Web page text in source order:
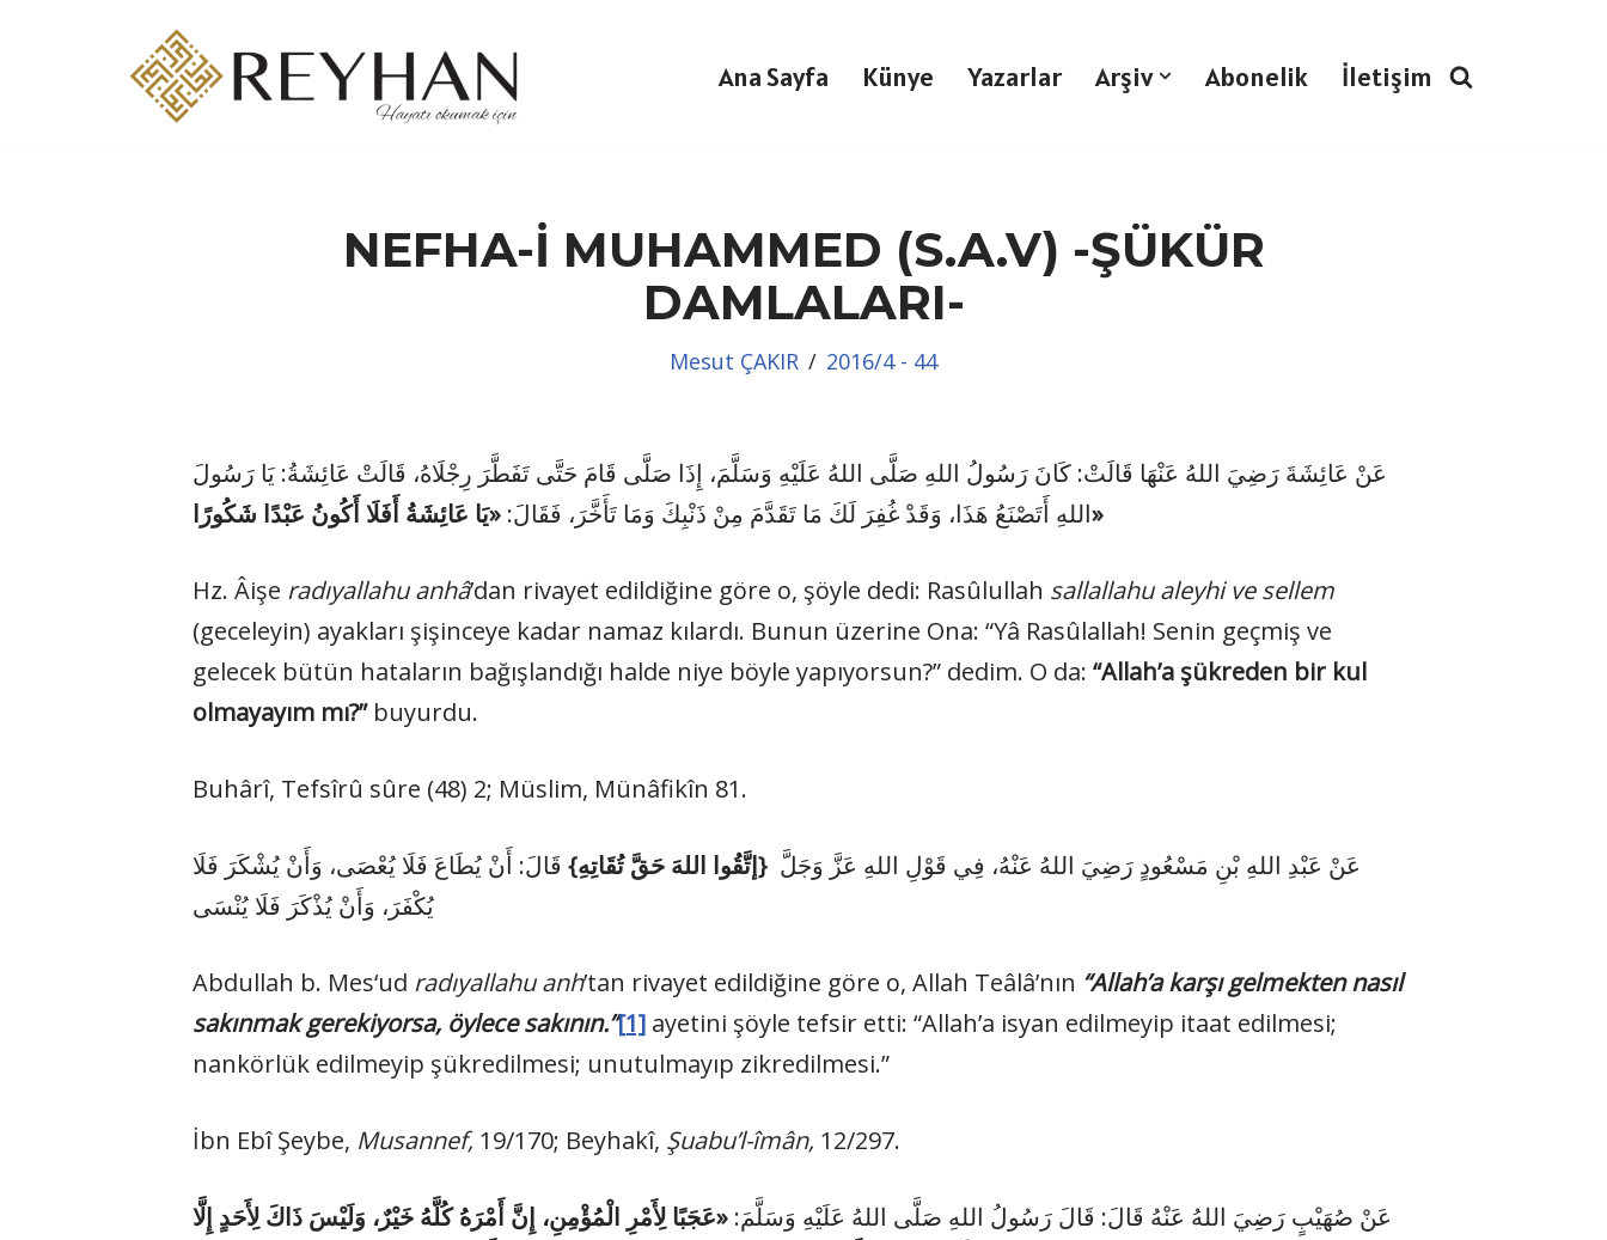
Ana Sayfa Künye Yazarlar Arşiv Abonelik İletişim
NEFHA-İ MUHAMMED (S.A.V) -ŞÜKÜR
DAMLALARI-
Mesut ÇAKIR 2016/4 - 44
عَنْ عَائِشَةَ رَضِيَ اللهُ عَنْهَا قَالَتْ: كَانَ رَسُولُ اللهِ صَلَّى اللهُ عَلَيْهِ وَسَلَّمَ، إِذَا صَلَّى قَامَ حَتَّى تَفَطَّرَ رِجْلَاهُ، قَالَتْ عَائِشَةُ: يَا رَسُولَ
اللهِ أَتَصْنَعُ هَذَا، وَقَدْ غُفِرَ لَكَ مَا تَقَدَّمَ مِنْ ذَنْبِكَ وَمَا تَأَخَّرَ، فَقَالَ:«يَا عَائِشَةُ أَفَلَا أَكُونُ عَبْدًا شَكُورًا»
Hz. Âişe radıyallahu anhâ’dan rivayet edildiğine göre o, şöyle dedi: Rasûlullah sallallahu aleyhi ve sellem
(geceleyin) ayakları şişinceye kadar namaz kılardı. Bunun üzerine Ona: “Yâ Rasûlallah! Senin geçmiş ve
gelecek bütün hataların bağışlandığı halde niye böyle yapıyorsun?” dedim. O da: “Allah’a şükreden bir kul
olmayayım mı?”buyurdu.
Buhârî, Tefsîrû sûre (48) 2; Müslim, Münâfikîn 81.
عَنْ عَبْدِ اللهِ بْنِ مَسْعُودٍ رَضِيَ اللهُ عَنْهُ، فِي قَوْلِ اللهِ عَزَّ وَجَلَّ{إتَّقُوا اللهَ حَقَّ تُقَاتِهِ} قَالَ: أَنْ يُطَاعَ فَلَا يُعْصَى، وَأَنْ يُشْكَرَ فَلَا
يُكْفَرَ، وَأَنْ يُذْكَرَ فَلَا يُنْسَى
Abdullah b. Mes‘ud radıyallahu anh’tan rivayet edildiğine göre o, Allah Teâlâ’nın “Allah’a karşı gelmekten nasıl
sakınmak gerekiyorsa, öylece sakının.”[1] ayetini şöyle tefsir etti: “Allah’a isyan edilmeyip itaat edilmesi;
nankörlük edilmeyip şükredilmesi; unutulmayıp zikredilmesi.”
İbn Ebî Şeybe, Musannef, 19/170; Beyhakî, Şuabu’l-îmân, 12/297.
عَنْ صُهَيْبٍ رَضِيَ اللهُ عَنْهُ قَالَ: قَالَ رَسُولُ اللهِ صَلَّى اللهُ عَلَيْهِ وَسَلَّمَ:«عَجَبًا لِأَمْرِ الْمُؤْمِنِ، إِنَّ أَمْرَهُ كُلَّهُ خَيْرٌ، وَلَيْسَ ذَاكَ لِأَحَدٍ إِلَّا